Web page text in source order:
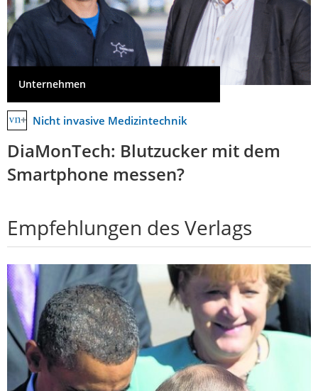
Unternehmen
Nicht invasive Medizintechnik
DiaMonTech: Blutzucker mit dem
Smartphone messen?
Empfehlungen des Verlags